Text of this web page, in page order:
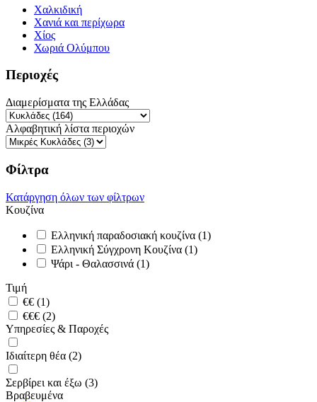
Χαλκιδική
Χανιά και περίχωρα
Χίος
Χωριά Ολύμπου
Περιοχές
Διαμερίσματα της Ελλάδας
Αλφαβητική λίστα περιοχών
Φίλτρα
Κατάργηση όλων των φίλτρων
Κουζίνα
Ελληνική παραδοσιακή κουζίνα (1)
Ελληνική Σύγχρονη Κουζίνα (1)
Ψάρι - Θαλασσινά (1)
Τιμή
€€ (1)
€€€ (2)
Υπηρεσίες & Παροχές
Ιδιαίτερη θέα (2)
Σερβίρει και έξω (3)
Βραβευμένα